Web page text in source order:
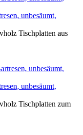
unbesäumt,
Tischplatten aus
unbesäumt,
Tischplatten zum